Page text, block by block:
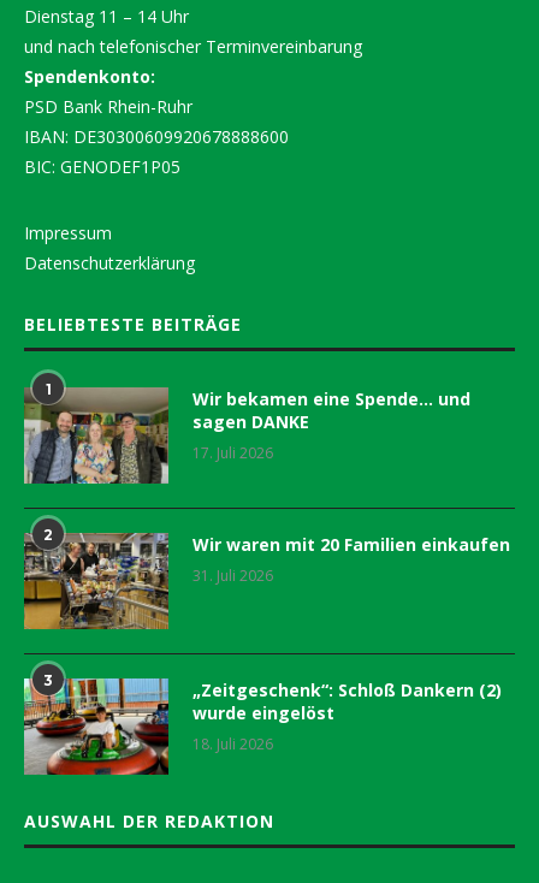
Dienstag 11 – 14 Uhr
und nach telefonischer Terminvereinbarung
Spendenkonto:
PSD Bank Rhein-Ruhr
IBAN: DE30300609920678888600
BIC: GENODEF1P05
Impressum
Datenschutzerklärung
BELIEBTESTE BEITRÄGE
1
Wir bekamen eine Spende… und
sagen DANKE
17. Juli 2026
2 Wir waren mit 20 Familien einkaufen
31. Juli 2026
3
„Zeitgeschenk“: Schloß Dankern (2)
wurde eingelöst
18. Juli 2026
AUSWAHL DER REDAKTION